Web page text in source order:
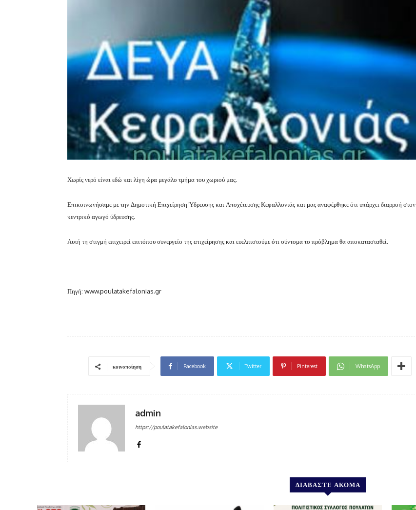
Χωρίς νερό είναι εδώ και λίγη ώρα μεγάλο τμήμα του χωριού μας.
Επικοινωνήσαμε με την Δημοτική Επιχείρηση Ύδρευσης και Αποχέτευσης Κεφαλλονιάς και μας αναφέρθηκε ότι υπάρχει διαρροή στον
κεντρικό αγωγό ύδρευσης.
Αυτή τη στιγμή επιχειρεί επιτόπου συνεργείο της επιχείρησης και ευελπιστούμε ότι σύντομα το πρόβλημα θα αποκατασταθεί.
Πηγή: www.poulatakefalonias.gr
κοινοποίηση Facebook Twitter Pinterest WhatsApp
admin
https://poulatakefalonias.website
ΔΙΑΒΑΣΤΕ ΑΚΟΜΑ